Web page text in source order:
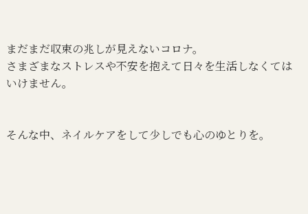
まだまだ収束の兆しが見えないコロナ。
さまざまなストレスや不安を抱えて日々を生活しなくては
いけません。
そんな中、ネイルケアをして少しでも心のゆとりを。